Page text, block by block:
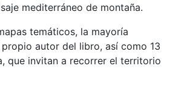
mediterráneo de montaña.
temáticos, la mayoría
autor del libro, así como 13
que invitan a recorrer el territorio